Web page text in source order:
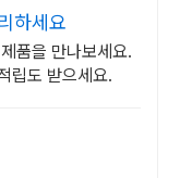
하세요
품을 만나보세요.
립도 받으세요.